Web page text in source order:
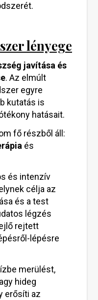
lényege
javítása és
. Az elmúlt
egyre
kutatás is
hatásait.
fő részből áll:
és
és intenzív
célja az
és a test
légzés
rejtett
lépésre
merülést,
hideg
erősíti az